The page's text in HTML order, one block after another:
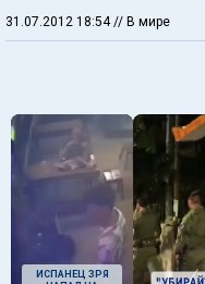
31.07.2012 18:54 // В мире
ИСПАНЕЦ ЗРЯ